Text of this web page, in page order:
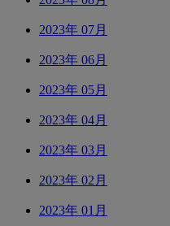
2023年 07月
2023年 06月
2023年 05月
2023年 04月
2023年 03月
2023年 02月
2023年 01月